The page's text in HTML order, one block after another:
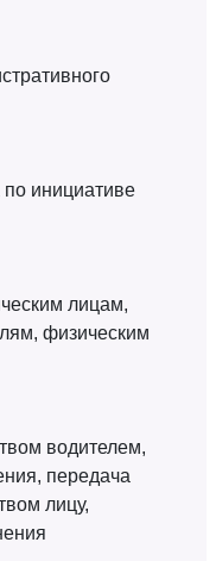
по инициативе
лицам,
физическим
водителем,
передача
лицу,